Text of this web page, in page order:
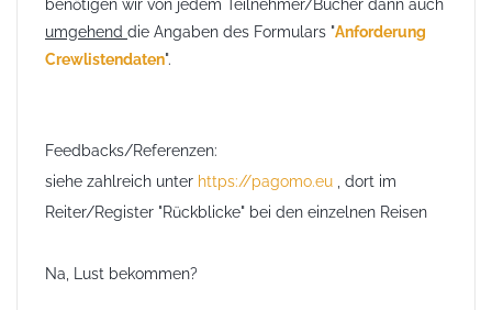
benötigen wir von jedem Teilnehmer/Bucher dann auch
umgehend die Angaben des Formulars "Anforderung
Crewlistendaten".
Feedbacks/Referenzen:
siehe zahlreich unter https://pagomo.eu , dort im
Reiter/Register "Rückblicke" bei den einzelnen Reisen
Na, Lust bekommen?